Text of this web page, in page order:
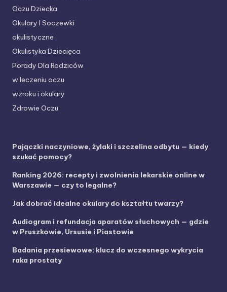
Oczu Dziecka
Okulary I Soczewki
okulistyczne
Okulistyka Dziecięca
Porady Dla Rodziców
w leczeniu oczu
wzroku i okulary
Zdrowie Oczu
Pajączki naczyniowe, żylaki i szczelina odbytu — kiedy
szukać pomocy?
Ranking 2026: recepty i zwolnienia lekarskie online w
Warszawie — czy to legalne?
Jak dobrać idealne okulary do kształtu twarzy?
Audiogram i refundacja aparatów słuchowych — gdzie
w Pruszkowie, Ursusie i Piastowie
Badania przesiewowe: klucz do wczesnego wykrycia
raka prostaty